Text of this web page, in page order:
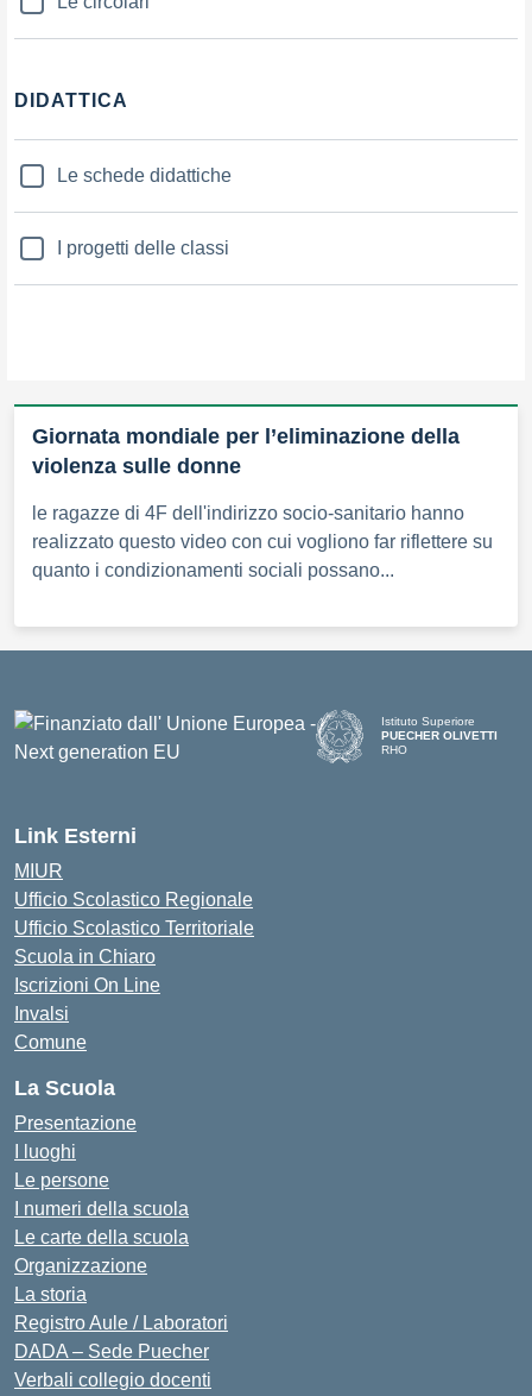
DIDATTICA
Le schede didattiche
I progetti delle classi
Giornata mondiale per l’eliminazione della
violenza sulle donne
le ragazze di 4F dell'indirizzo socio-sanitario hanno
realizzato questo video con cui vogliono far riflettere su
quanto i condizionamenti sociali possano...
Istituto Superiore
PUECHER OLIVETTI
RHO
Link Esterni
MIUR
Ufficio Scolastico Regionale
Ufficio Scolastico Territoriale
Scuola in Chiaro
Iscrizioni On Line
Invalsi
Comune
La Scuola
Presentazione
I luoghi
Le persone
I numeri della scuola
Le carte della scuola
Organizzazione
La storia
Registro Aule / Laboratori
DADA – Sede Puecher
Verbali collegio docenti